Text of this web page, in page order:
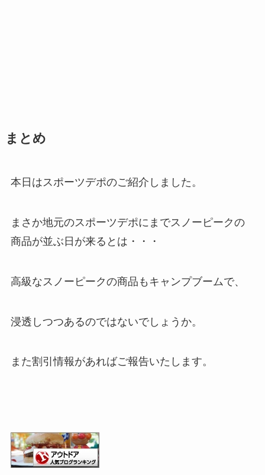
まとめ
本日はスポーツデポのご紹介しました。
まさか地元のスポーツデポにまでスノーピークの
商品が並ぶ日が来るとは・・・
高級なスノーピークの商品もキャンプブームで、
浸透しつつあるのではないでしょうか。
また割引情報があればご報告いたします。